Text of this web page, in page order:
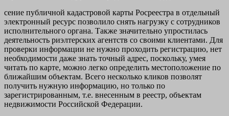
сение публичной кадастровой карты Росреестра в отдельный
электронный ресурс позволило снять нагрузку с сотрудников
исполнительного органа. Также значительно упростилась
деятельность риэлтерских агентств со своими клиентами. Для
проверки информации не нужно проходить регистрацию, нет
необходимости даже знать точный адрес, поскольку, умея
читать по карте, можно легко определить местоположение по
ближайшим объектам. Всего несколько кликов позволят
получить нужную информацию, но только по
зарегистрированным, т.е. внесенным в реестр, объектам
недвижимости Российской Федерации.